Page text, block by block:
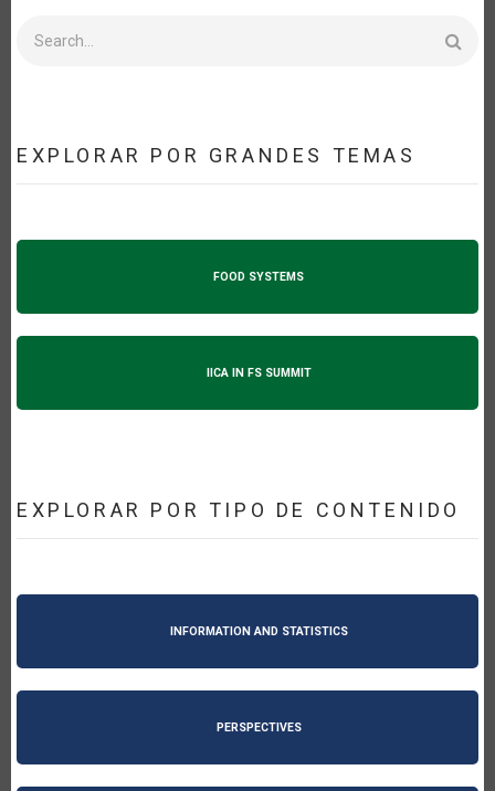
EXPLORAR POR GRANDES TEMAS
FOOD SYSTEMS
IICA IN FS SUMMIT
EXPLORAR POR TIPO DE CONTENIDO
INFORMATION AND STATISTICS
PERSPECTIVES